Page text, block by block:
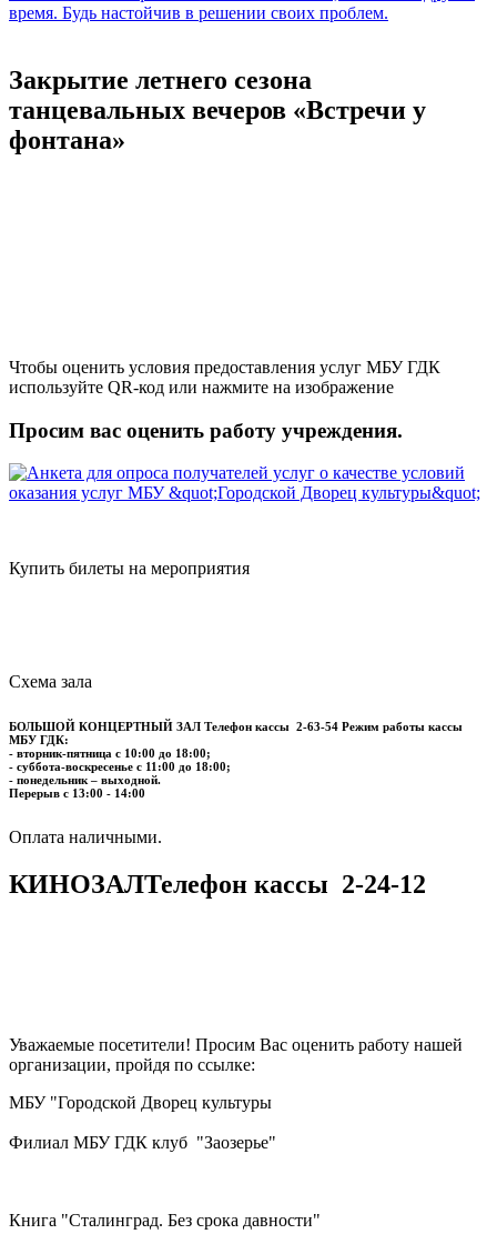
Закрытие летнего сезона
танцевальных вечеров «Встречи у
фонтана»
Чтобы оценить условия предоставления услуг МБУ ГДК
используйте QR-код или нажмите на изображение
Просим вас оценить работу учреждения.
Купить билеты на мероприятия
Схема зала
БОЛЬШОЙ КОНЦЕРТНЫЙ ЗАЛ Телефон кассы 2-63-54 Режим работы кассы
МБУ ГДК:
- вторник-пятница с 10:00 до 18:00;
- суббота-воскресенье с 11:00 до 18:00;
- понедельник – выходной.
Перерыв с 13:00 - 14:00
​​​​​​​Оплата наличными.
КИНОЗАЛТелефон кассы 2-24-12
Уважаемые посетители! Просим Вас оценить работу нашей
организации, пройдя по ссылке:
МБУ "Городской Дворец культуры
Филиал МБУ ГДК клуб "Заозерье"
Книга "Сталинград. Без срока давности"